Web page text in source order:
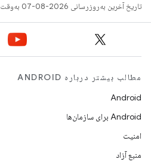
تاریخ آخرین به‌روزرسانی 2026-08-07 به‌وقت ساعت هماهنگ جهانی.
مطالب بیشتر درباره ANDROID
Android
Android برای سازمان‌ها
امنیت
منبع آزاد